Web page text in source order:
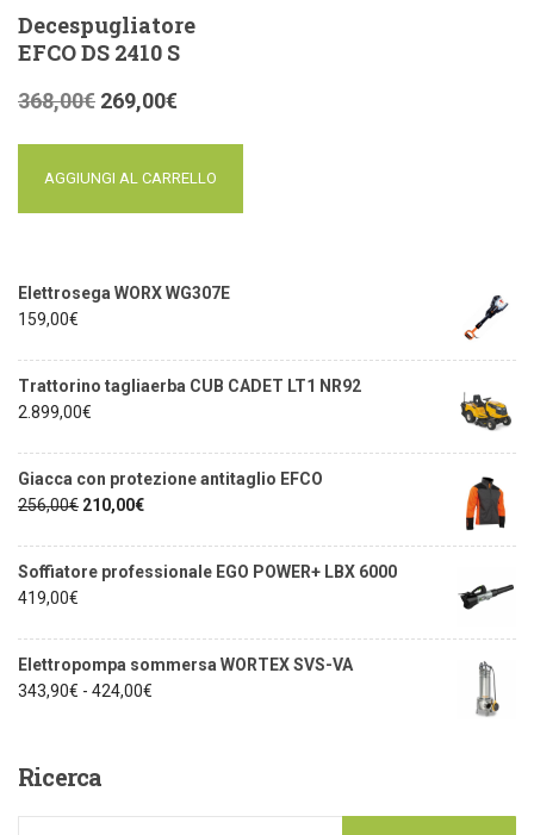
Decespugliatore
EFCO DS 2410 S
368,00€ 269,00€
AGGIUNGI AL CARRELLO
Elettrosega WORX WG307E
159,00€
Trattorino tagliaerba CUB CADET LT1 NR92
2.899,00€
Giacca con protezione antitaglio EFCO
256,00€ 210,00€
Soffiatore professionale EGO POWER+ LBX 6000
419,00€
Elettropompa sommersa WORTEX SVS-VA
343,90€ - 424,00€
Ricerca